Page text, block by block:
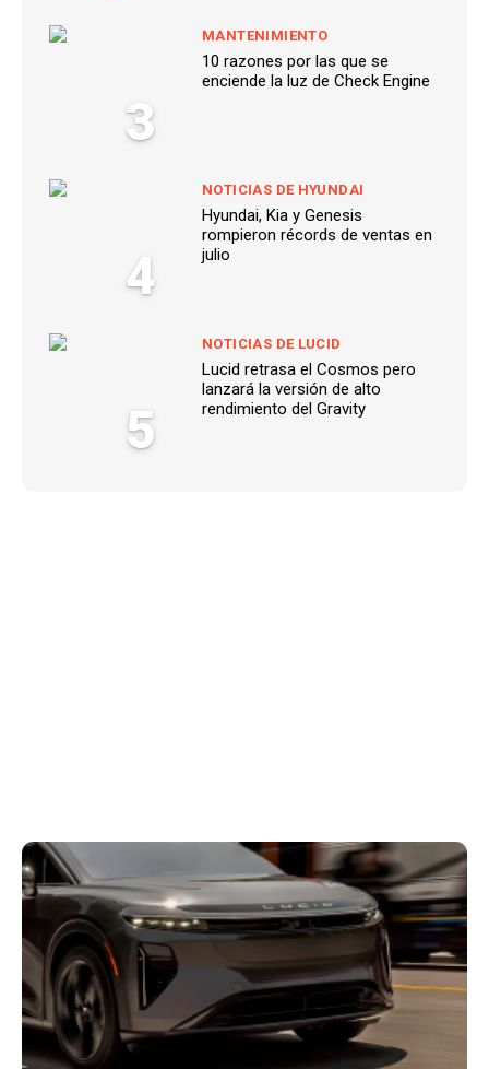
3
MANTENIMIENTO
10 razones por las que se
enciende la luz de Check Engine
4
NOTICIAS DE HYUNDAI
Hyundai, Kia y Genesis
rompieron récords de ventas en
julio
5
NOTICIAS DE LUCID
Lucid retrasa el Cosmos pero
lanzará la versión de alto
rendimiento del Gravity